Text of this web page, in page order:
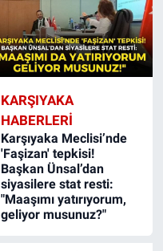
KARŞIYAKA
HABERLERI
Karşıyaka Meclisi’nde
'Faşizan' tepkisi!
Başkan Ünsal’dan
siyasilere stat resti:
"Maaşımı yatırıyorum,
geliyor musunuz?"